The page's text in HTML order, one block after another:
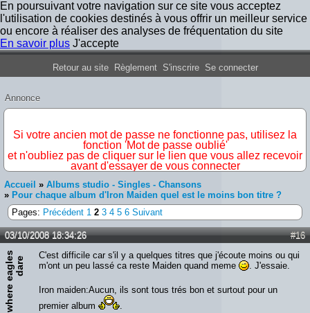
En poursuivant votre navigation sur ce site vous acceptez
l'utilisation de cookies destinés à vous offrir un meilleur service
ou encore à réaliser des analyses de fréquentation du site
En savoir plus J'accepte
Forum Iron Maiden France
Retour au site Règlement S'inscrire Se connecter
Annonce
Si votre ancien mot de passe ne fonctionne pas, utilisez la
fonction 'Mot de passe oublié'
et n'oubliez pas de cliquer sur le lien que vous allez recevoir
avant d'essayer de vous connecter
Accueil » Albums studio - Singles - Chansons
» Pour chaque album d'Iron Maiden quel est le moins bon titre ?
Pages: Précédent 1 2 3 4 5 6 Suivant
#16
03/10/2008 18:34:26
w
h
e
r
e
e
a
g
le
s
d
a
re
C'est difficile car s'il y a quelques titres que j'écoute moins ou qui
m'ont un peu lassé ca reste Maiden quand meme
. J'essaie.
Iron maiden:Aucun, ils sont tous trés bon et surtout pour un
premier album